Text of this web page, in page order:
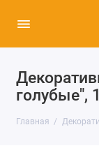
голубые",
Главная